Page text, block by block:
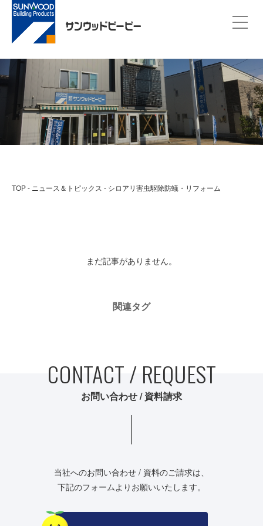
ソーラー
シロアリ/リフォーム
TOP ニュース＆トピックス シロアリ害虫駆除防蟻・リフォーム
まだ記事がありません。
関連タグ
CONTACT / REQUEST
お問い合わせ / 資料請求
当社へのお問い合わせ / 資料のご請求は、
下記のフォームよりお願いいたします。